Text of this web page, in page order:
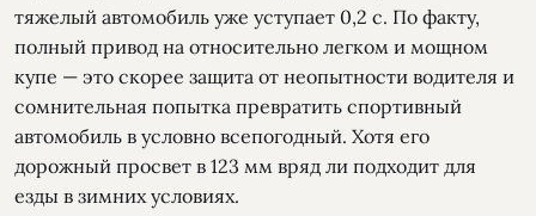
тяжелый автомобиль уже уступает 0,2 с. По факту,
полный привод на относительно легком и мощном
купе — это скорее защита от неопытности водителя и
сомнительная попытка превратить спортивный
автомобиль в условно всепогодный. Хотя его
дорожный просвет в 123 мм вряд ли подходит для
езды в зимних условиях.